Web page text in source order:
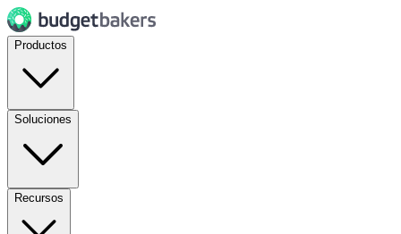
Productos
Soluciones
Recursos